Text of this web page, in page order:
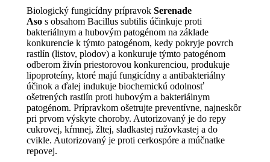
Biologický fungicídny prípravok Serenade
Aso s obsahom Bacillus subtilis účinkuje proti
bakteriálnym a hubovým patogénom na základe
konkurencie k týmto patogénom, kedy pokryje povrch
rastlín (listov, plodov) a konkuruje týmto patogénom
odberom živín priestorovou konkurenciou, produkuje
lipoproteíny, ktoré majú fungicídny a antibakteriálny
účinok a ďalej indukuje biochemickú odolnosť
ošetrených rastlín proti hubovým a bakteriálnym
patogénom. Prípravkom ošetrujte preventívne, najneskôr
pri prvom výskyte choroby. Autorizovaný je do repy
cukrovej, kŕmnej, žltej, sladkastej ružovkastej a do
cvikle. Autorizovaný je proti cerkospóre a múčnatke
repovej.